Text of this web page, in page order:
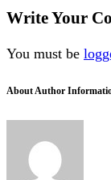
Write Your
You must be
About Author